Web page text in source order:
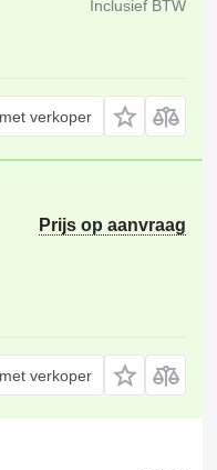
Inclusief BTW
verkoper
Prijs op aanvraag
verkoper